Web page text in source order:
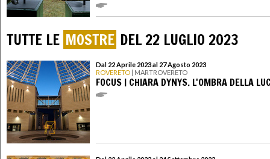
TUTTE LE MOSTRE DEL 22 LUGLIO 2023
Dal 22 Aprile 2023 al 27 Agosto 2023
ROVERETO | MARTROVERETO
FOCUS | CHIARA DYNYS. L'OMBRA DELLA